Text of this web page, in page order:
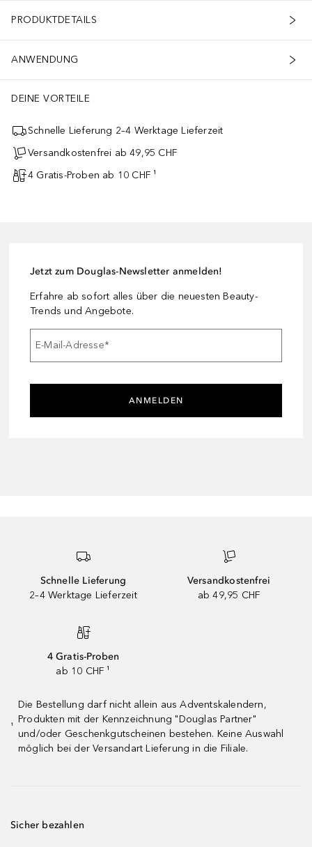
PRODUKTDETAILS
ANWENDUNG
DEINE VORTEILE
Schnelle Lieferung 2–4 Werktage Lieferzeit
Versandkostenfrei ab 49,95 CHF
4 Gratis-Proben ab 10 CHF ¹
Jetzt zum Douglas-Newsletter anmelden!
Erfahre ab sofort alles über die neuesten Beauty-
Trends und Angebote.
E-Mail-Adresse*
ANMELDEN
Schnelle Lieferung
2–4 Werktage Lieferzeit
Versandkostenfrei
ab 49,95 CHF
4 Gratis-Proben
ab 10 CHF ¹
¹
Die Bestellung darf nicht allein aus Adventskalendern,
Produkten mit der Kennzeichnung "Douglas Partner"
und/oder Geschenkgutscheinen bestehen. Keine Auswahl
möglich bei der Versandart Lieferung in die Filiale.
Sicher bezahlen